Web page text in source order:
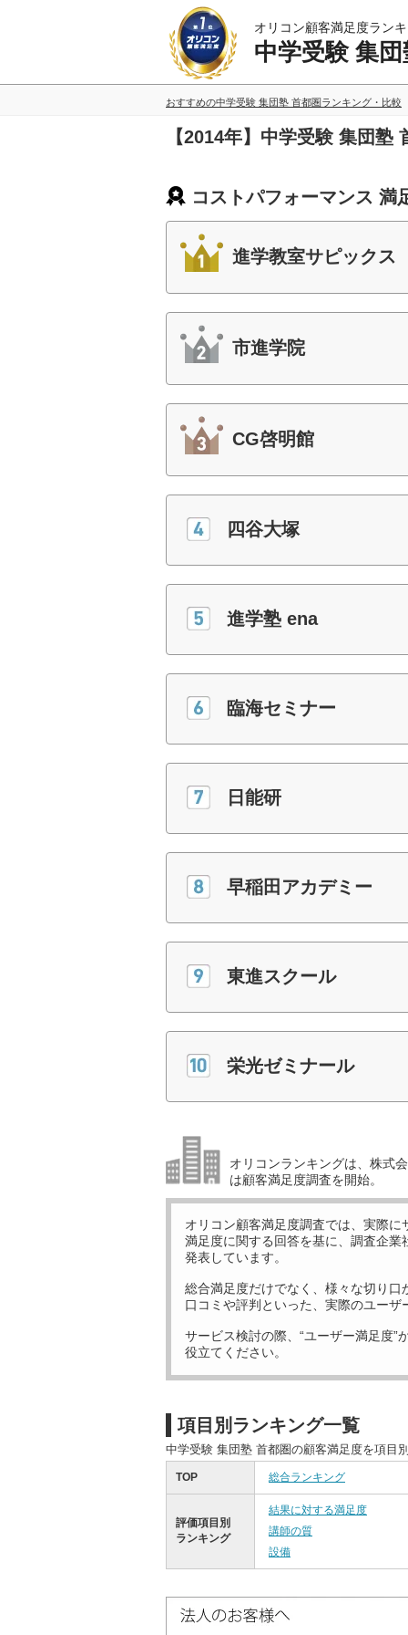
オリコン顧客満足度ラン
中学受験 集
おすすめの中学受験 集団塾 首都圏ランキング・比較
【2014年】中学受験 集団
コストパフォーマンス 満
進学教室サピックス
市進学院
CG啓明館
四谷大塚
進学塾 ena
臨海セミナー
日能研
早稲田アカデミー
東進スクール
栄光ゼミナール
オリコンランキングは、株式
は顧客満足度調査を開始。
オリコン顧客満足度調査では、実際に
満足度に関する回答を基に、調査企業
発表しています。
総合満足度だけでなく、様々な切り口
口コミや評判といった、実際のユーザ
サービス検討の際、“ユーザー満足度”
役立てください。
項目別ランキング一覧
中学受験 集団塾 首都圏の顧客満足度を項目
TOP 総合ランキング
評価項目別
ランキング
結果に対する満足度
講師の質
設備